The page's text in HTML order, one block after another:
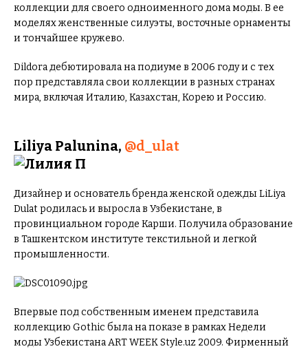
коллекции для своего одноименного дома моды. В ее
моделях женственные силуэты, восточные орнаменты
и тончайшее кружево.
Dildora дебютировала на подиуме в 2006 году и с тех
пор представляла свои коллекции в разных странах
мира, включая Италию, Казахстан, Корею и Россию.
Liliya Palunina, @d_ulat
Дизайнер и основатель бренда женской одежды LiLiya
Dulat родилась и выросла в Узбекистане, в
провинциальном городе Карши. Получила образование
в Ташкентском институте текстильной и легкой
промышленности.
Впервые под собственным именем представила
коллекцию Gothic была на показе в рамках Недели
моды Узбекистана ART WEEK Style.uz 2009. Фирменный